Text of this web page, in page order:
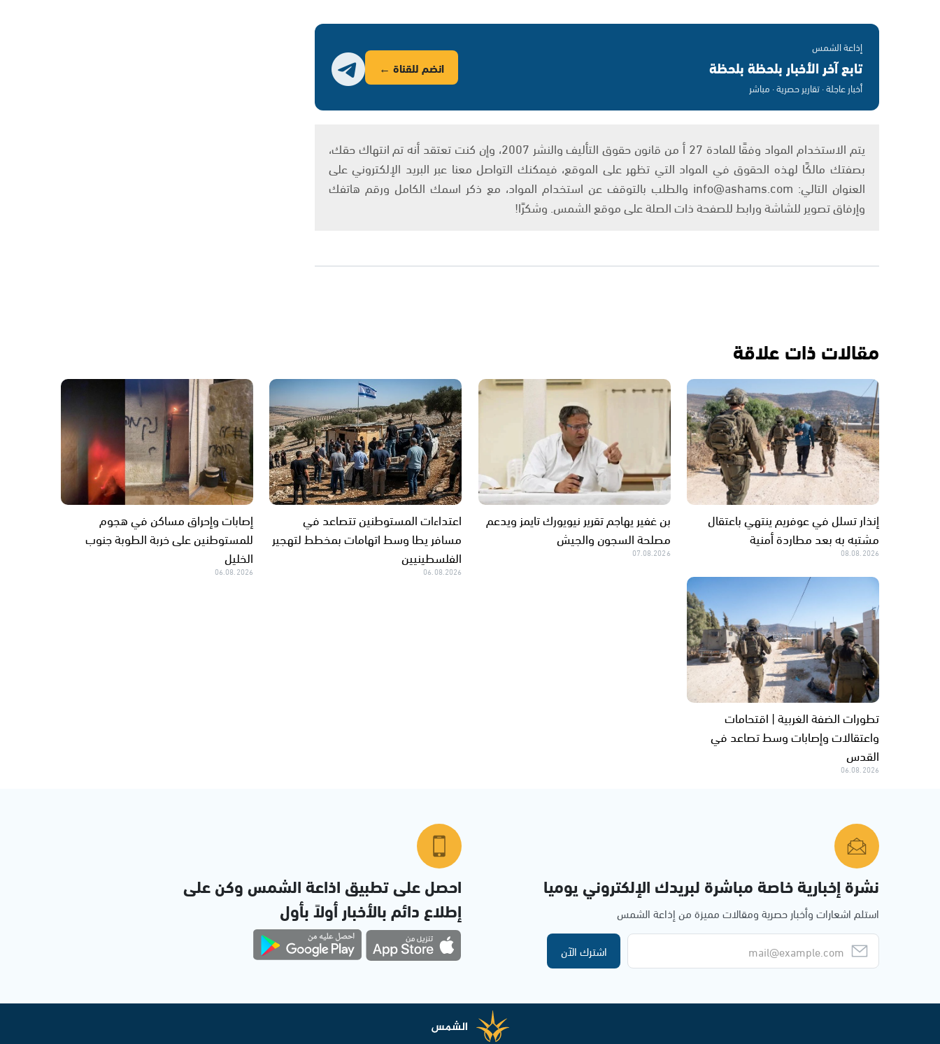
إذاعة الشمس
تابع آخر الأخبار بلحظة بلحظة
أخبار عاجلة · تقارير حصرية · مباشر
انضم للقناة ←
يتم الاستخدام المواد وفقًا للمادة 27 أ من قانون حقوق التأليف والنشر 2007، وإن كنت تعتقد أنه تم انتهاك حقك،
بصفتك مالكًا لهذه الحقوق في المواد التي تظهر على الموقع، فيمكنك التواصل معنا عبر البريد الإلكتروني على
العنوان التالي: info@ashams.com والطلب بالتوقف عن استخدام المواد، مع ذكر اسمك الكامل ورقم هاتفك
وإرفاق تصوير للشاشة ورابط للصفحة ذات الصلة على موقع الشمس. وشكرًا!
مقالات ذات علاقة
إنذار تسلل في عوفريم ينتهي باعتقال
مشتبه به بعد مطاردة أمنية
08.08.2026
بن غفير يهاجم تقرير نيويورك تايمز ويدعم
مصلحة السجون والجيش
07.08.2026
اعتداءات المستوطنين تتصاعد في
مسافر يطا وسط اتهامات بمخطط لتهجير
الفلسطينيين
06.08.2026
إصابات وإحراق مساكن في هجوم
للمستوطنين على خربة الطوبة جنوب
الخليل
06.08.2026
تطورات الضفة الغربية | اقتحامات
واعتقالات وإصابات وسط تصاعد في
القدس
06.08.2026
نشرة إخبارية خاصة مباشرة لبريدك الإلكتروني يوميا
استلم اشعارات وأخبار حصرية ومقالات مميزة من إذاعة الشمس
اشترك الآن
احصل على تطبيق اذاعة الشمس وكن على
إطلاع دائم بالأخبار أولاً بأول